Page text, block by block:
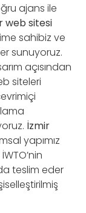
ajans ile
web sitesi
sahibiz ve
sunuyoruz.
açısından
siteleri
İzmir
yapımız
teslim eder